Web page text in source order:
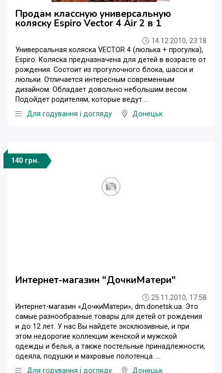
Продам классную универсальную
коляску Espiro Vector 4 Air 2 в 1
14.12.2010, 23:18
Универсальная коляска VECTOR 4 (люлька + прогулка),
Espiro. Коляска предназначена для детей в возрасте от
рождения. Состоит из прогулочного блока, шасси и
люльки. Отличается интересным современным
дизайном. Обладает довольно небольшим весом.
Подойдет родителям, которые ведут ...
Для годування і догляду
Донецьк
140 грн.
Интернет-магазин "ДочкиМатери"
25.11.2010, 17:58
Интернет-магазин «ДочкиМатери», dm.donetsk.ua. Это
самые разнообразные товары для детей от рождения
и до 12 лет. У нас Вы найдете эксклюзивные, и при
этом недорогие коллекции женской и мужской
одежды и белья, а также постельные принадлежности,
одеяла, подушки и махровые полотенца. ...
Для годування і догляду
Донецьк